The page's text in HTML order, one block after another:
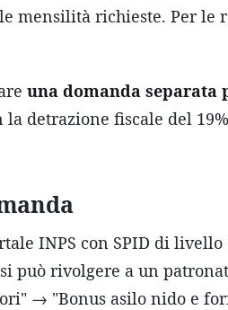
mensilità richieste. Per le
una domanda separata
detrazione fiscale del
INPS con SPID di livello
può rivolgere a un
→ "Bonus asilo nido e